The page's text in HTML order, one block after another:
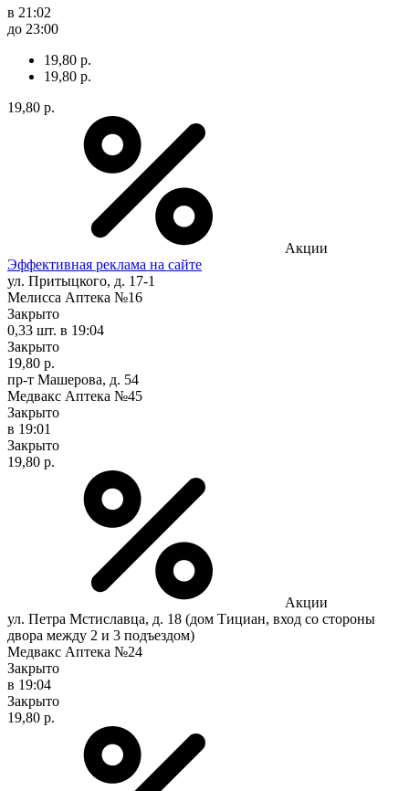
в 21:02
до 23:00
19,80 р.
19,80 р.
19,80 р.
Акции
Эффективная реклама на сайте
ул. Притыцкого, д. 17-1
Мелисса Аптека №16
Закрыто
0,33 шт. в 19:04
Закрыто
19,80 р.
пр-т Машерова, д. 54
Медвакс Аптека №45
Закрыто
в 19:01
Закрыто
19,80 р.
Акции
ул. Петра Мстиславца, д. 18 (дом Тициан, вход со стороны
двора между 2 и 3 подъездом)
Медвакс Аптека №24
Закрыто
в 19:04
Закрыто
19,80 р.